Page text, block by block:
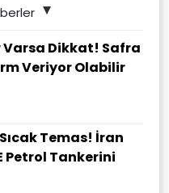
Varsa Dikkat! Safra
Veriyor Olabilir
Temas! İran
Petrol Tankerini